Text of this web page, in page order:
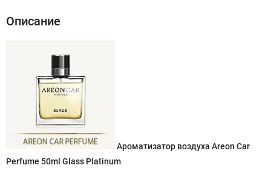
Описание
Ароматизатор воздуха Areon Car
Perfume 50ml Glass Platinum